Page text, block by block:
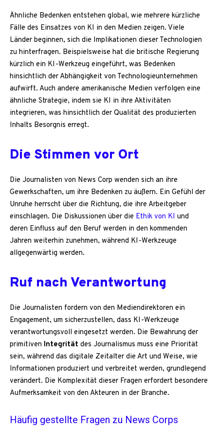
Ähnliche Bedenken entstehen global, wie mehrere kürzliche
Fälle des Einsatzes von KI in den Medien zeigen. Viele
Länder beginnen, sich die Implikationen dieser Technologien
zu hinterfragen. Beispielsweise hat die britische Regierung
kürzlich ein KI-Werkzeug eingeführt, was Bedenken
hinsichtlich der Abhängigkeit von Technologieunternehmen
aufwirft. Auch andere amerikanische Medien verfolgen eine
ähnliche Strategie, indem sie KI in ihre Aktivitäten
integrieren, was hinsichtlich der Qualität des produzierten
Inhalts Besorgnis erregt.
Die Stimmen vor Ort
Die Journalisten von News Corp wenden sich an ihre
Gewerkschaften, um ihre Bedenken zu äußern. Ein Gefühl der
Unruhe herrscht über die Richtung, die ihre Arbeitgeber
einschlagen. Die Diskussionen über die Ethik von KI und
deren Einfluss auf den Beruf werden in den kommenden
Jahren weiterhin zunehmen, während KI-Werkzeuge
allgegenwärtig werden.
Ruf nach Verantwortung
Die Journalisten fordern von den Mediendirektoren ein
Engagement, um sicherzustellen, dass KI-Werkzeuge
verantwortungsvoll eingesetzt werden. Die Bewahrung der
primitiven Integrität des Journalismus muss eine Priorität
sein, während das digitale Zeitalter die Art und Weise, wie
Informationen produziert und verbreitet werden, grundlegend
verändert. Die Komplexität dieser Fragen erfordert besondere
Aufmerksamkeit von den Akteuren in der Branche.
Häufig gestellte Fragen zu News Corps